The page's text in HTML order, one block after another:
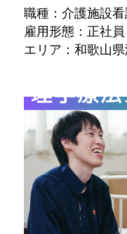
職種：介護施設
雇用形態：正社員
エリア：和歌山